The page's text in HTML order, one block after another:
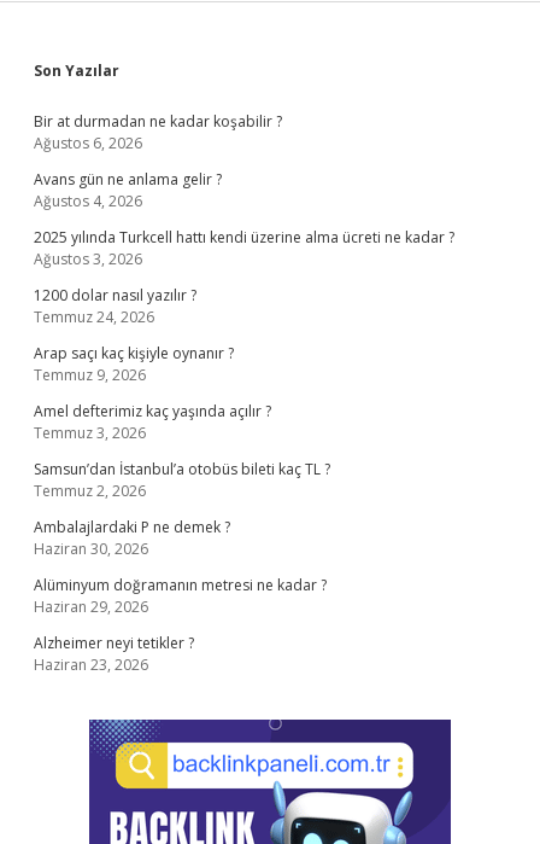
Sidebar
Son Yazılar
Bir at durmadan ne kadar koşabilir ?
Ağustos 6, 2026
Avans gün ne anlama gelir ?
Ağustos 4, 2026
2025 yılında Turkcell hattı kendi üzerine alma ücreti ne kadar ?
Ağustos 3, 2026
1200 dolar nasıl yazılır ?
Temmuz 24, 2026
Arap saçı kaç kişiyle oynanır ?
Temmuz 9, 2026
Amel defterimiz kaç yaşında açılır ?
Temmuz 3, 2026
Samsun’dan İstanbul’a otobüs bileti kaç TL ?
Temmuz 2, 2026
Ambalajlardaki P ne demek ?
Haziran 30, 2026
Alüminyum doğramanın metresi ne kadar ?
Haziran 29, 2026
Alzheimer neyi tetikler ?
Haziran 23, 2026